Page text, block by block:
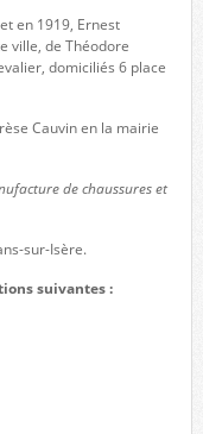
en 1919, Ernest
ville, de Théodore
domiciliés 6 place
Cauvin en la mairie
de chaussures et
sur-Isère.
suivantes :